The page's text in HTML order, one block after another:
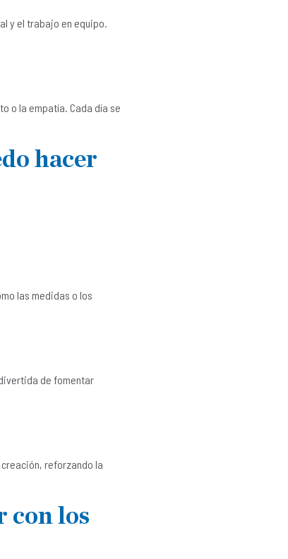
y el trabajo en equipo.
o la empatía. Cada día se
hacer
las medidas o los
de fomentar
reforzando la
con los